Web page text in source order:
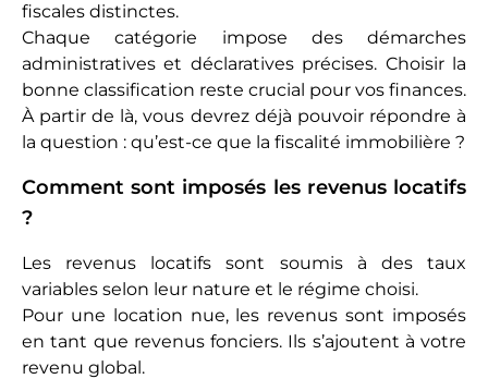
fiscales distinctes.
Chaque catégorie impose des démarches
administratives et déclaratives précises. Choisir la
bonne classification reste crucial pour vos finances.
À partir de là, vous devrez déjà pouvoir répondre à
la question : qu’est-ce que la fiscalité immobilière ?
Comment sont imposés les revenus locatifs
?
Les revenus locatifs sont soumis à des taux
variables selon leur nature et le régime choisi.
Pour une location nue, les revenus sont imposés
en tant que revenus fonciers. Ils s’ajoutent à votre
revenu global.